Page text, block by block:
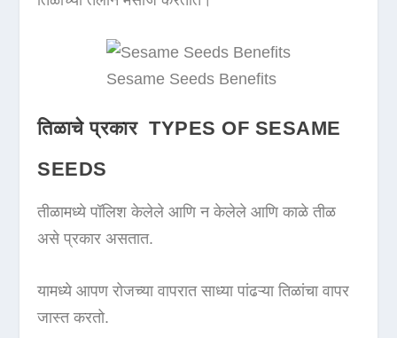
Sesame Seeds Benefits
तिळाचे प्रकार TYPES OF SESAME
SEEDS
तीळामध्ये पॉलिश केलेले आणि न केलेले आणि काळे तीळ
असे प्रकार असतात.
यामध्ये आपण रोजच्या वापरात साध्या पांढऱ्या तिळांचा वापर
जास्त करतो.